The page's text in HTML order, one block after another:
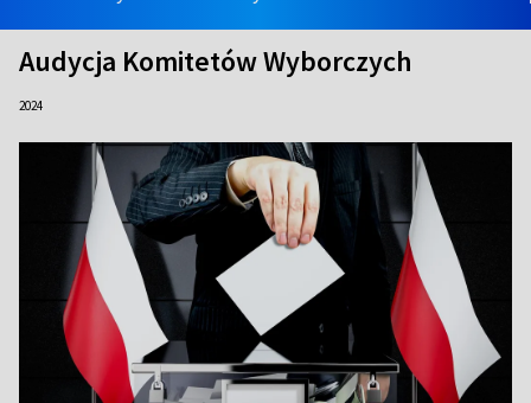
Audycja Komitetów Wyborczych
2024